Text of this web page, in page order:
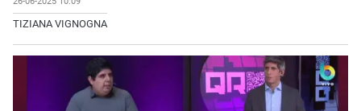
TIZIANA VIGNOGNA